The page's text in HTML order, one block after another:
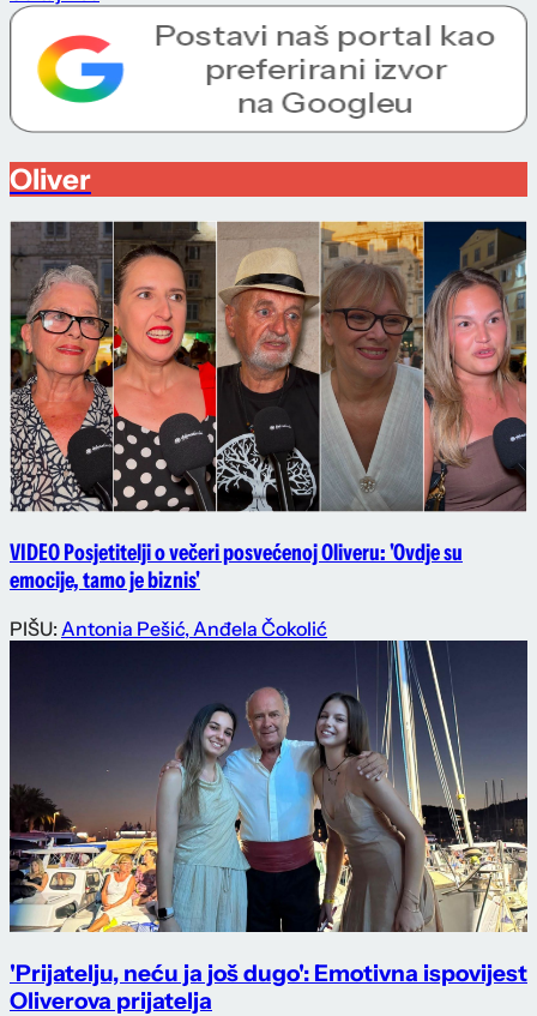
Oliver
VIDEO Posjetitelji o večeri posvećenoj Oliveru: 'Ovdje su
emocije, tamo je biznis'
PIŠU: Antonia Pešić,Anđela Čokolić
'Prijatelju, neću ja još dugo': Emotivna ispovijest
Oliverova prijatelja